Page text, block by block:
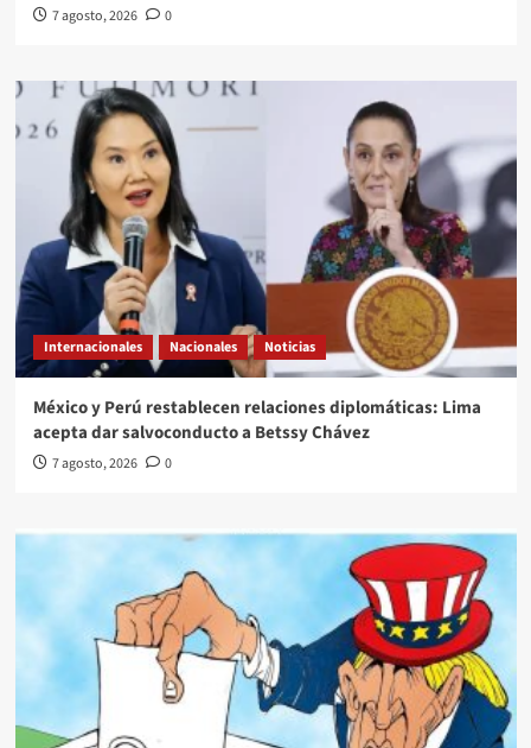
7 agosto, 2026 0
Internacionales Nacionales Noticias
México y Perú restablecen relaciones diplomáticas: Lima
acepta dar salvoconducto a Betssy Chávez
7 agosto, 2026 0